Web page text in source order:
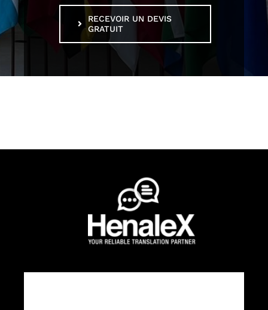
RECEVOIR UN DEVIS
GRATUIT